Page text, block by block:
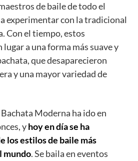
de baile de todo el
experimentar con la tradicional
Con el tiempo, estos
a una forma más suave y
que desaparecieron
y una mayor variedad de
Moderna ha ido en
yhoy en día se ha
los estilos de baile más
mundo. Se baila en eventos